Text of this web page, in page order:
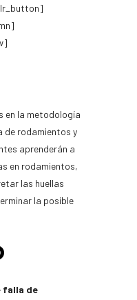
en la metodología
de rodamientos y
aprenderán a
en rodamientos,
las huellas
la posible
falla de